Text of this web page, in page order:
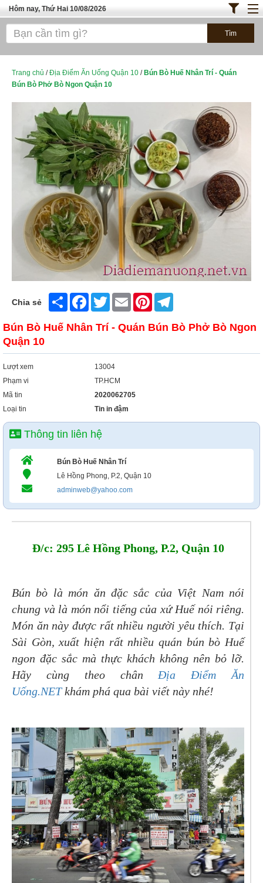
Hôm nay, Thứ Hai 10/08/2026
Trang chủ
Bánh - Đồ Ăn Vặt
TOP QUÁN ĂN
ĐỊA ĐIỂM ĂN UỐNG HÀ NỘI
Trang chủ /Địa Điểm Ăn Uống Quận 10 / Bún Bò Huế Nhân Trí - Quán
Bún Bò Phở Bò Ngon Quận 10
Chia sẻ Share FacebookTwitter Email Pinterest
Bún Bò Huế Nhân Trí - Quán Bún Bò Phở Bò Ngon
Quận 10
Lượt xem
13004
Phạm vi
TP.HCM
Mã tin
2020062705
Loại tin
Tin in đậm
Thông tin liên hệ
Bún Bò Huế Nhân Trí
Lê Hồng Phong, P.2, Quận 10
adminweb@yahoo.com
Đ/c: 295 Lê Hồng Phong, P.2, Quận 10
Bún bò là món ăn đặc sắc của Việt Nam nói
chung và là món nổi tiếng của xứ Huế nói riêng.
Món ăn này được rất nhiều người yêu thích. Tại
Sài Gòn, xuất hiện rất nhiều quán bún bò Huế
ngon đặc sắc mà thực khách không nên bỏ lỡ.
Hãy cùng theo chânĐịa Điểm Ăn
Uống.NETkhám phá qua bài viết này nhé!